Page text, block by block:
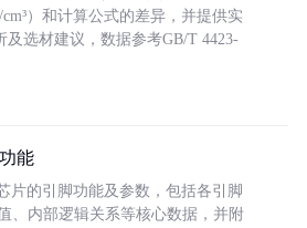
）和计算公式的差异，并提供实
及选材建议，数据参考GB/T 4423-
能
片的引脚功能及参数，包括各引脚
、内部逻辑关系等核心数据，并附